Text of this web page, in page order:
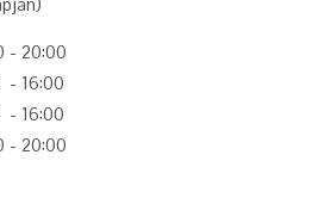
- 20:00
- 16:00
- 16:00
- 20:00